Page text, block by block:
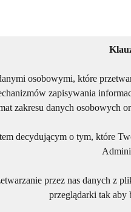
osobowymi, które
zapisywania
zakresu danych osobowych
decydującym o tym, które
przez nas danych z
przeglądarki tak aby